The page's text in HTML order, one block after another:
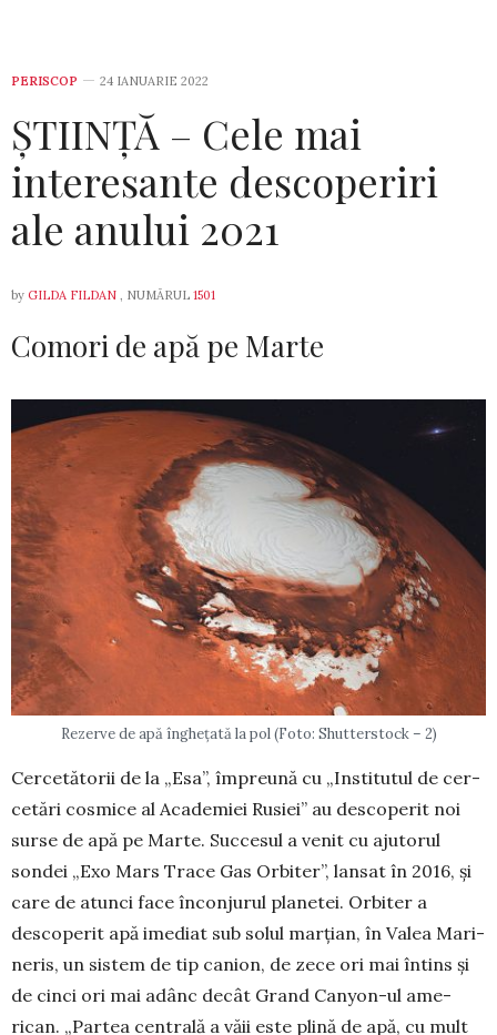
PERISCOP 24 IANUARIE 2022
ȘTIINȚĂ – Cele mai
interesante descoperiri
ale anului 2021
by GILDA FILDAN , NUMĂRUL 1501
Comori de apă pe Marte
Rezerve de apă înghețată la pol (Foto: Shutterstock – 2)
Cercetătorii de la „Esa”, împreună cu „Institutul de cer­
cetări cosmice al Academiei Rusiei” au desco­perit noi
surse de apă pe Marte. Succesul a venit cu ajutorul
sondei „Exo Mars Trace Gas Orbiter”, lansat în 2016, și
care de atunci face înconjurul planetei. Orbiter a
desco­perit apă imediat sub solul marțian, în Valea Mari­
neris, un sistem de tip canion, de zece ori mai în­tins și
de cinci ori mai adânc decât Grand Canyon-ul a­me­
rican. „Partea cen­­trală a văii este plină de apă, cu mult